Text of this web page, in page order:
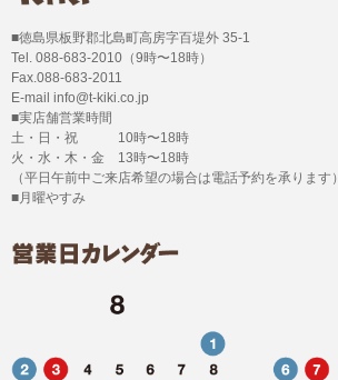
■徳島県板野郡北島町高房字百堤外 35-1
Tel. 088-683-2010（9時〜18時）
Fax.088-683-2011
E-mail info@t-kiki.co.jp
■実店舗営業時間
土・日・祝 10時〜18時
火・水・木・金 13時〜18時
（平日午前中ご来店希望の場合は電話予約を承ります）
■月曜やすみ